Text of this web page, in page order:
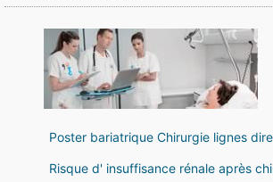
Poster bariatrique Chirurgie lignes
Risque d' insuffisance rénale après